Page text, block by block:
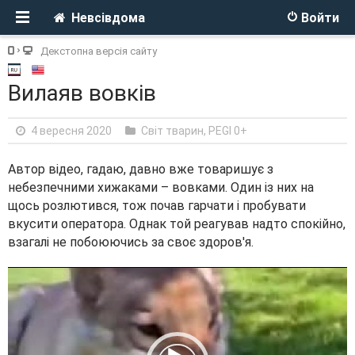
Войти
Невсівдома
Декстопна версія сайту
Вилаяв вовків
4 вересня 2020 Світ тварин, PEGI 0+
Автор відео, гадаю, давно вже товаришує з
небезпечними хижаками – вовками. Один із них на
щось розлютився, тож почав гарчати і пробувати
вкусити оператора. Однак той реагував надто спокійно,
взагалі не побоюючись за своє здоров'я.
i